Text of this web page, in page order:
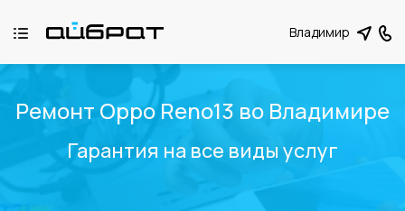
Владимир
Ремонт Oppo Reno13 во Владимире
Гарантия на все виды услуг